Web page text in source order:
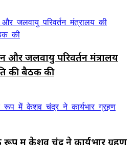
और जलवायु परिवर्तन मंत्रालय
की बैठक की
में केशव चंद्र ने कार्यभार ग्रहण